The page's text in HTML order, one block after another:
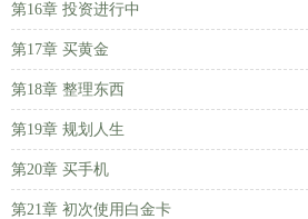
第16章 投资进行中
第17章 买黄金
第18章 整理东西
第19章 规划人生
第20章 买手机
第21章 初次使用白金卡